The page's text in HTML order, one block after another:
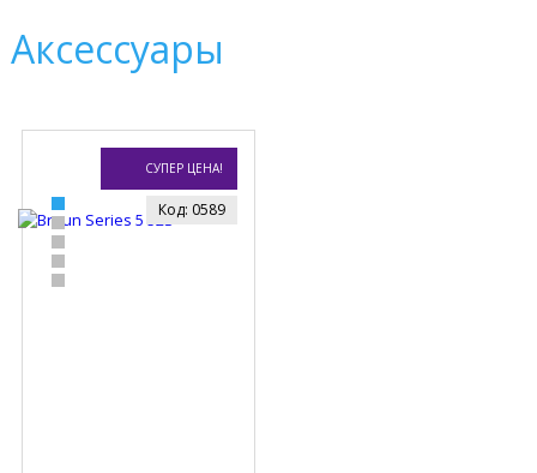
Аксессуары
СУПЕР ЦЕНА!
Код: 0589